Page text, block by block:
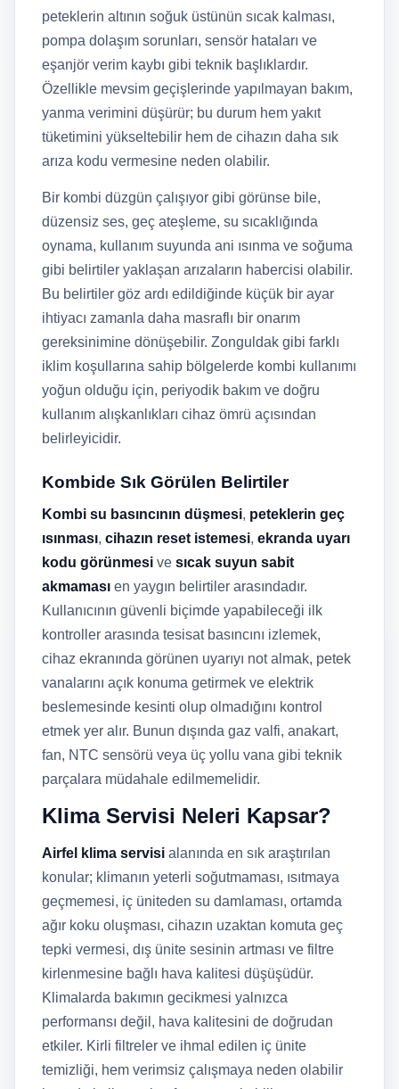
peteklerin altının soğuk üstünün sıcak kalması,
pompa dolaşım sorunları, sensör hataları ve
eşanjör verim kaybı gibi teknik başlıklardır.
Özellikle mevsim geçişlerinde yapılmayan bakım,
yanma verimini düşürür; bu durum hem yakıt
tüketimini yükseltebilir hem de cihazın daha sık
arıza kodu vermesine neden olabilir.
Bir kombi düzgün çalışıyor gibi görünse bile,
düzensiz ses, geç ateşleme, su sıcaklığında
oynama, kullanım suyunda ani ısınma ve soğuma
gibi belirtiler yaklaşan arızaların habercisi olabilir.
Bu belirtiler göz ardı edildiğinde küçük bir ayar
ihtiyacı zamanla daha masraflı bir onarım
gereksinimine dönüşebilir. Zonguldak gibi farklı
iklim koşullarına sahip bölgelerde kombi kullanımı
yoğun olduğu için, periyodik bakım ve doğru
kullanım alışkanlıkları cihaz ömrü açısından
belirleyicidir.
Kombide Sık Görülen Belirtiler
Kombi su basıncının düşmesi, peteklerin geç
ısınması, cihazın reset istemesi, ekranda uyarı
kodu görünmesi ve sıcak suyun sabit
akmaması en yaygın belirtiler arasındadır.
Kullanıcının güvenli biçimde yapabileceği ilk
kontroller arasında tesisat basıncını izlemek,
cihaz ekranında görünen uyarıyı not almak, petek
vanalarını açık konuma getirmek ve elektrik
beslemesinde kesinti olup olmadığını kontrol
etmek yer alır. Bunun dışında gaz valfi, anakart,
fan, NTC sensörü veya üç yollu vana gibi teknik
parçalara müdahale edilmemelidir.
Klima Servisi Neleri Kapsar?
Airfel klima servisi alanında en sık araştırılan
konular; klimanın yeterli soğutmaması, ısıtmaya
geçmemesi, iç üniteden su damlaması, ortamda
ağır koku oluşması, cihazın uzaktan komuta geç
tepki vermesi, dış ünite sesinin artması ve filtre
kirlenmesine bağlı hava kalitesi düşüşüdür.
Klimalarda bakımın gecikmesi yalnızca
performansı değil, hava kalitesini de doğrudan
etkiler. Kirli filtreler ve ihmal edilen iç ünite
temizliği, hem verimsiz çalışmaya neden olabilir